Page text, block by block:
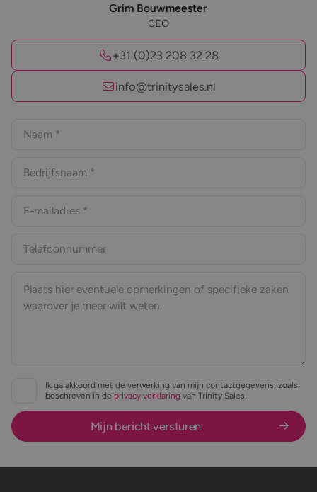
Grim Bouwmeester
CEO
+31 (0)23 208 32 28
info@trinitysales.nl
Ik ga akkoord met de verwerking van mijn contactgegevens, zoals
beschreven in de privacy verklaring van Trinity Sales.